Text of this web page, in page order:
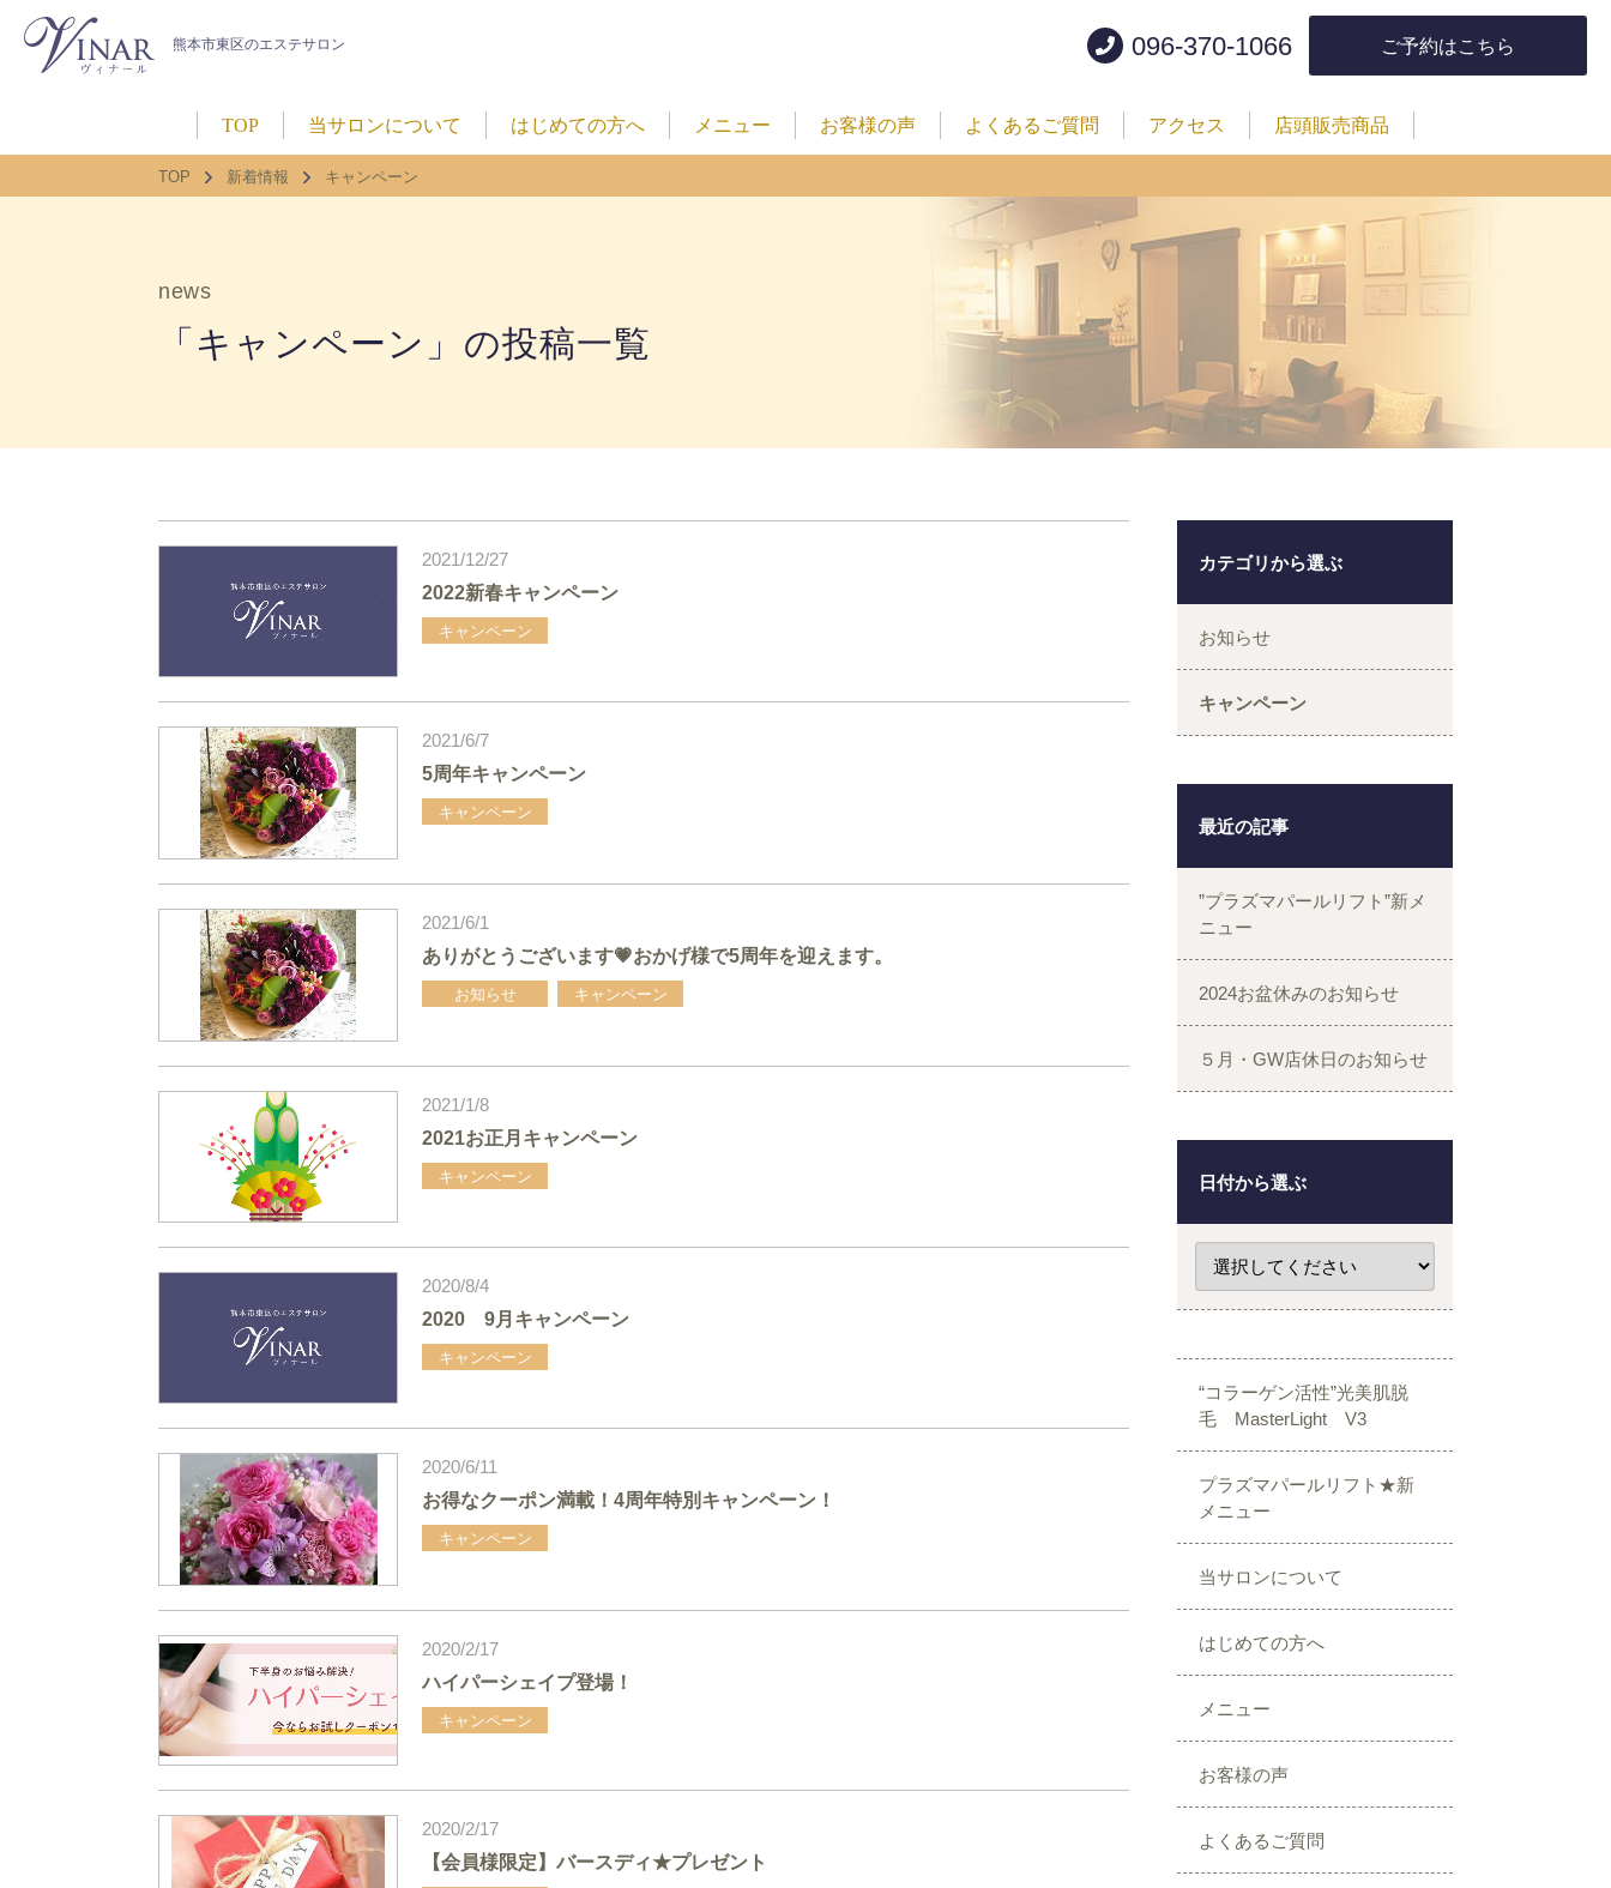
熊本市東区のエステサロン 096-370-1066 ご予約はこちら
TOP 当サロンについて はじめての方へ メニュー お客様の声 よくあるご質問 アクセス 店頭販売商品
TOP 新着情報 キャンペーン
「キャンペーン」の投稿一覧
2021/12/27
2022新春キャンペーン
キャンペーン
2021/6/7
5周年キャンペーン
キャンペーン
2021/6/1
ありがとうございます💗おかげ様で5周年を迎えます。
お知らせ キャンペーン
2021/1/8
2021お正月キャンペーン
キャンペーン
2020/8/4
2020 9月キャンペーン
キャンペーン
2020/6/11
お得なクーポン満載！4周年特別キャンペーン！
キャンペーン
2020/2/17
ハイパーシェイプ登場！
キャンペーン
2020/2/17
【会員様限定】バースディ★プレゼント
カテゴリから選ぶ
お知らせ
キャンペーン
最近の記事
”プラズマパールリフト”新メ
ニュー
2024お盆休みのお知らせ
５月・GW店休日のお知らせ
日付から選ぶ
“コラーゲン活性”光美肌脱
毛 MasterLight V3
プラズマパールリフト★新
メニュー
当サロンについて
はじめての方へ
メニュー
お客様の声
よくあるご質問